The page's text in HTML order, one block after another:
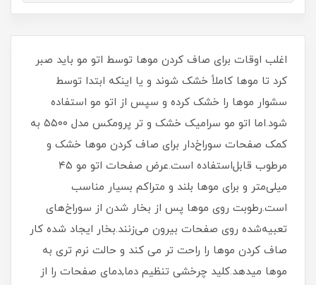
اغلب اوقات برای صاف کردن موها توسط اتو مو باید صبر
کرد تا موها کاملاً خشک شوند و یا اینکه ابتدا توسط
سشوار موها را خشک کرده و سپس از اتو مو استفاده
شود.اما اتو مو سرامیک خشک و تر پرومکس مدل ۵۵۰۰ به
کمک صفحات سوراخ‌دار برای صاف کردن موها خشک و
مرطوب قابل‌استفاده است.عرض صفحات اتو مو ۴۵
میلی‌متر و برای موها بلند و متراکم بسیار مناسب
است.رطوبت روی موها پس از بخار شدن از سوراخ‌های
تعبیه‌شده روی صفحات بیرون می‌زنند.بخار ایجاد شده کار
صاف کردن موها را راحت تر می کند و حالت نرم تری به
موها میدهد.کلید چرخشی تنظیم دما,دمای صفحات را از